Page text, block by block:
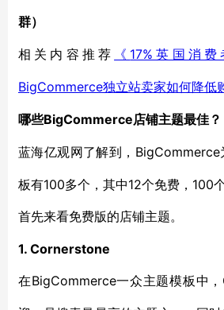
群）
相关内容推荐 《 17%英国消费
BigCommerce独立站卖家如何降低
哪些BigCommerce店铺主题最佳？
蓝海亿观网了解到， BigCommerce
板有100多个，其中12个免费，100
首先来看免费版的店铺主题。
1. Cornerstone
在BigCommerce一众主题模板中